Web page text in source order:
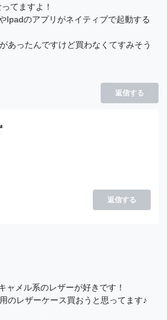
てますよ！
Ipadのアプリがネイティブで起動する
あったんですけど買わなくてすみそう
返信する
返信する
ャメル系のレザーが好きです！
のレザーケース買おうと思ってます♪